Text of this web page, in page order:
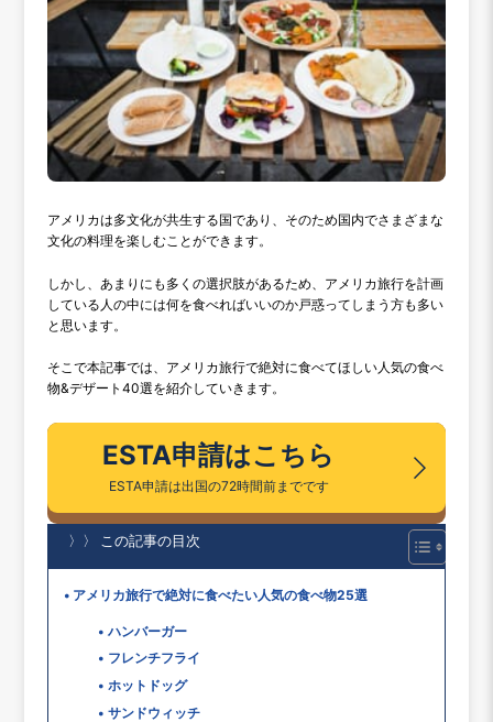
アメリカは多文化が共生する国であり、そのため国内でさまざまな
文化の料理を楽しむことができます。
しかし、あまりにも多くの選択肢があるため、アメリカ旅行を計画
している人の中には何を食べればいいのか戸惑ってしまう方も多い
と思います。
そこで本記事では、アメリカ旅行で絶対に食べてほしい人気の食べ
物&デザート40選を紹介していきます。
ESTA申請はこちら
ESTA申請は出国の72時間前までです
〉〉 この記事の目次
アメリカ旅行で絶対に食べたい人気の食べ物25選
ハンバーガー
フレンチフライ
ホットドッグ
サンドウィッチ